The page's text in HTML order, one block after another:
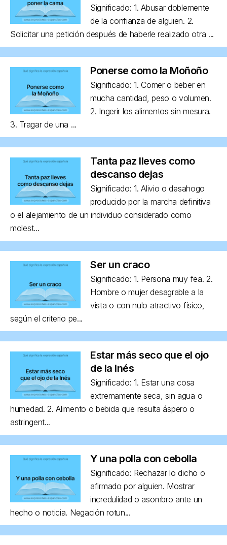
Significado: 1. Abusar doblemente
de la confianza de alguien. 2.
Solicitar una petición después de haberle realizado otra ...
Ponerse como la Moñoño
Significado: 1. Comer o beber en
mucha cantidad, peso o volumen.
2. Ingerir los alimentos sin mesura.
3. Tragar de una ...
Tanta paz lleves como
descanso dejas
Significado: 1. Alivio o desahogo
producido por la marcha definitiva
o el alejamiento de un individuo considerado como
molest...
Ser un craco
Significado: 1. Persona muy fea. 2.
Hombre o mujer desagrable a la
vista o con nulo atractivo físico,
según el criterio pe...
Estar más seco que el ojo
de la Inés
Significado: 1. Estar una cosa
extremamente seca, sin agua o
humedad. 2. Alimento o bebida que resulta áspero o
astringent...
Y una polla con cebolla
Significado: Rechazar lo dicho o
afirmado por alguien. Mostrar
incredulidad o asombro ante un
hecho o noticia. Negación rotun...